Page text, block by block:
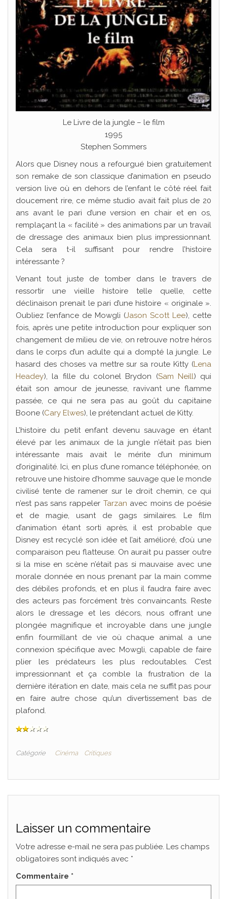
Le Livre de la jungle – le film
1995
Stephen Sommers
Alors que Disney nous a refourgué bien gratuitement
son remake de son classique d’animation en pseudo
version live où en dehors de l’enfant le côté réel fait
doucement rire, ce même studio avait fait plus de 20
ans avant le pari d’une version en chair et en os,
remplaçant la « facilité » des animations par un travail
de dressage des animaux bien plus impressionnant.
Cela sera t-il suffisant pour rendre l’histoire
intéressante ?
Venant tout juste de tomber dans le travers de
ressortir une vieille histoire telle quelle, cette
déclinaison prenait le pari d’une histoire « originale ».
Oubliez l’enfance de Mowgli (Jason Scott Lee), cette
fois, après une petite introduction pour expliquer son
changement de milieu de vie, on retrouve notre héros
dans le corps d’un adulte qui a dompté la jungle. Le
hasard des choses va mettre sur sa route Kitty (Lena
Headey), la fille du colonel Brydon (Sam Neill) qui
était son amour de jeunesse, ravivant une flamme
passée, ce qui ne sera pas au goût du capitaine
Boone (Cary Elwes), le prétendant actuel de Kitty.
L’histoire du petit enfant devenu sauvage en étant
élevé par les animaux de la jungle n’était pas bien
intéressante mais avait le mérite d’un minimum
d’originalité. Ici, en plus d’une romance téléphonée, on
retrouve une histoire d’homme sauvage que le monde
civilisé tente de ramener sur le droit chemin, ce qui
n’est pas sans rappeler Tarzan avec moins de poésie
et de magie, usant de gags similaires. Le film
d’animation étant sorti après, il est probable que
Disney est recyclé son idée et l’ait amélioré, d’où une
comparaison peu flatteuse. On aurait pu passer outre
si la mise en scène n’était pas si mauvaise avec une
morale donnée en nous prenant par la main comme
des débiles profonds, et en plus il faudra faire avec
des acteurs pas forcément très convaincants. Reste
alors le dressage et les décors, nous offrant une
plongée magnifique et incroyable dans une jungle
enfin fourmillant de vie où chaque animal a une
connexion spécifique avec Mowgli, capable de faire
plier les prédateurs les plus redoutables. C’est
impressionnant et ça comble la frustration de la
dernière itération en date, mais cela ne suffit pas pour
en faire autre chose qu’un divertissement bas de
plafond.
Catégorie Cinéma Critiques
Laisser un commentaire
Votre adresse e-mail ne sera pas publiée. Les champs
obligatoires sont indiqués avec *
Commentaire *